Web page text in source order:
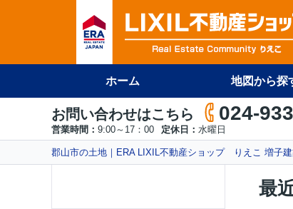
ホーム 地図から探
お問い合わせはこちら 024-
営業時間： 9:00～17：00 定休日： 水曜日
郡山市の土地｜ERA LIXIL不動産ショップ りえこ 増子
最